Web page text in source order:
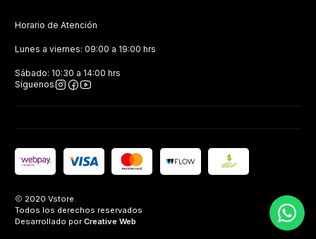
Horario de Atención
Lunes a viernes: 09:00 a 19:00 hrs
Sábado: 10:30 a 14:00 hrs
Síguenos
2020 Vstore.
Todos los derechos reservados
Desarrollado porCreative Web